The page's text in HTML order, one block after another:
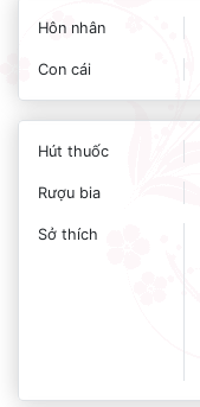
Hôn nhân
Con cái
Hút thuốc
Rượu bia
Sở thích